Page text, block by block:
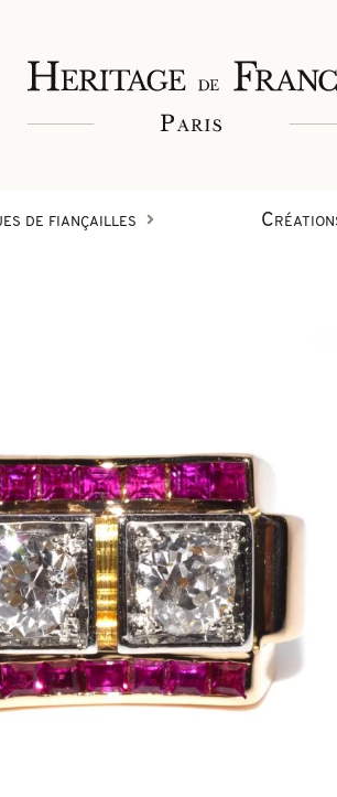
de fiançailles
en pierres de couleur
Boucles
Broches &
Colliers &
Nouveaux